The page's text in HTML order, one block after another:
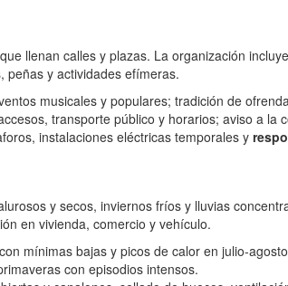
llenan calles y plazas. La organización
peñas y actividades efímeras.
musicales y populares; tradición de
transporte público y horarios; aviso a
instalaciones eléctricas temporales y
y secos, inviernos fríos y lluvias
en vivienda, comercio y vehículo.
mínimas bajas y picos de calor en julio-
con episodios intensos.